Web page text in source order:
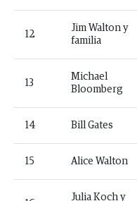
12
Jim Walton y
familia
13
Michael
Bloomberg
14 Bill Gates
15 Alice Walton
Julia Koch y